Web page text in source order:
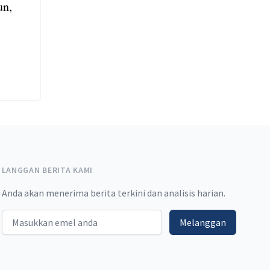
LANGGAN BERITA KAMI
Anda akan menerima berita terkini dan analisis harian.
Email address Melanggan